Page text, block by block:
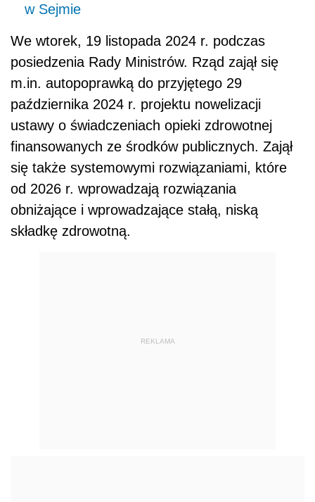
w Sejmie
We wtorek, 19 listopada 2024 r. podczas
posiedzenia Rady Ministrów. Rząd zajął się
m.in. autopoprawką do przyjętego 29
października 2024 r. projektu nowelizacji
ustawy o świadczeniach opieki zdrowotnej
finansowanych ze środków publicznych. Zajął
się także systemowymi rozwiązaniami, które
od 2026 r. wprowadzają rozwiązania
obniżające i wprowadzające stałą, niską
składkę zdrowotną.
REKLAMA